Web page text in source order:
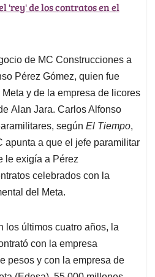
'rey' de los contratos en el
de MC Construcciones a
Pérez Gómez, quien fue
y de la empresa de licores
Alan Jara. Carlos Alfonso
según El Tiempo,
apunta a que el jefe paramilitar
le exigía a Pérez
celebrados con la
del Meta.
los últimos cuatro años, la
con la empresa
pesos y con la empresa de